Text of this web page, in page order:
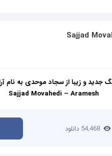
Sajjad
جدید و زیبا از سجاد موحدی به نام
Sajjad Movahedi – Aramesh
54,468 دانلود